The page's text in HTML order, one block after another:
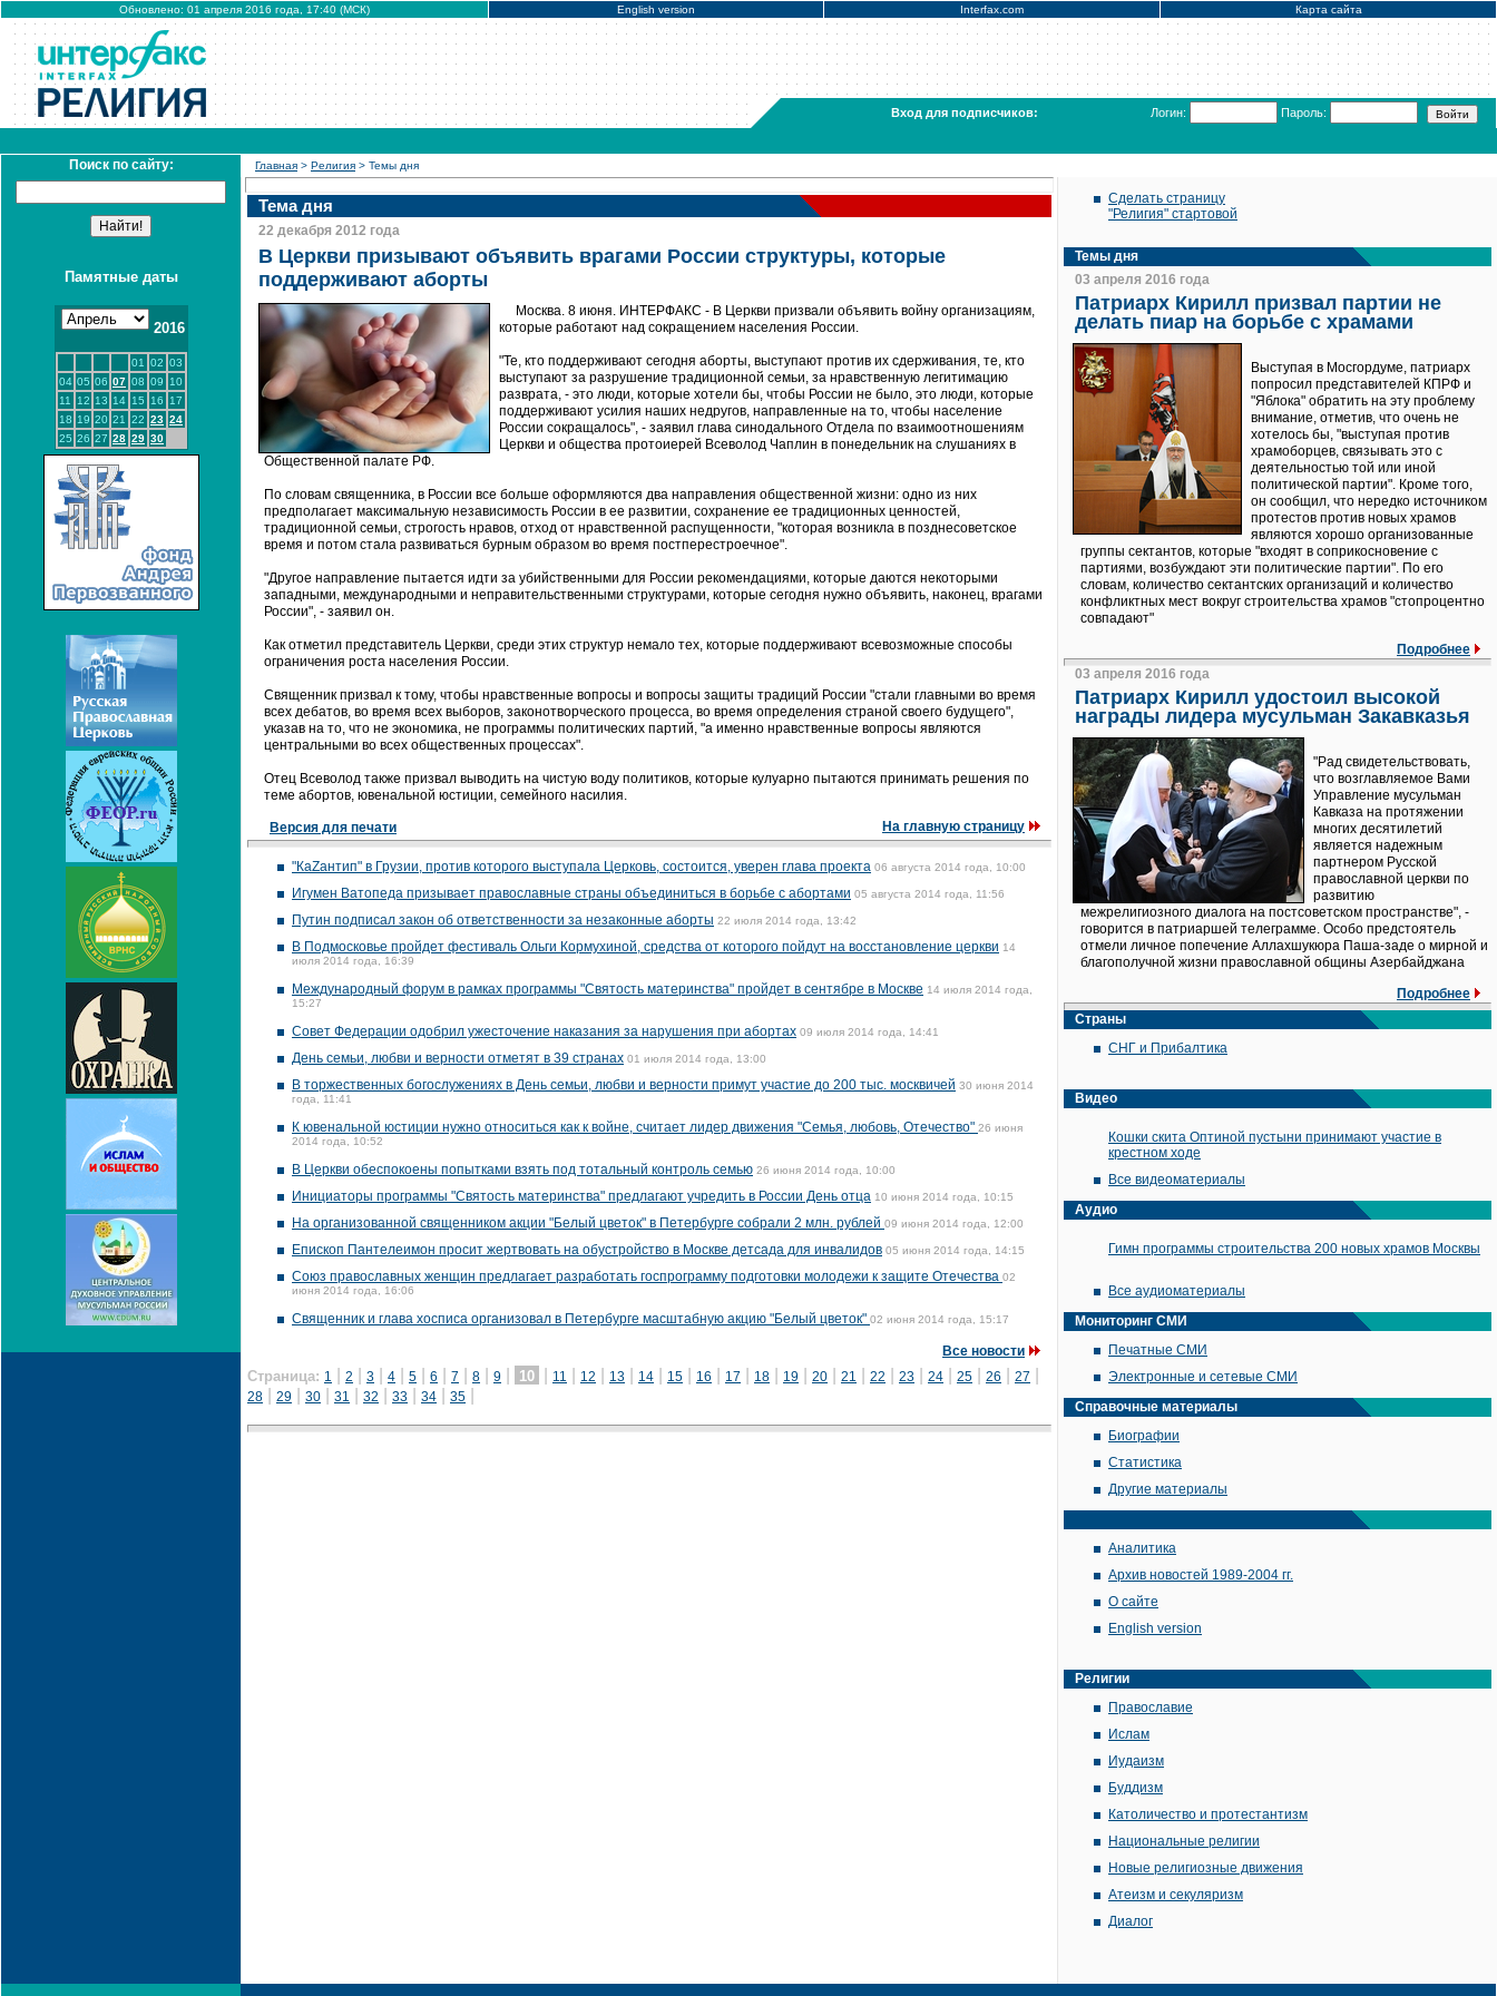
Обновлено: 01 апреля 2016 года, 17:40 (МСК) English version Interfax.com Карта сайта
Вход для подписчиков: Логин: Пароль:
Поиск по сайту:
Памятные даты
2016
01 02 03
04 05 06 07 08 09
10
11
12 13 14 15 16
17
18 19 20 21 22 23 24
25 26 27 28 29 30
Главная > Религия > Темы дня
Тема дня
22 декабря 2012 года
В Церкви призывают объявить врагами России структуры, которые
поддерживают аборты
Москва. 8 июня. ИНТЕРФАКС - В Церкви призвали объявить войну организациям,
которые работают над сокращением населения России.
"Те, кто поддерживают сегодня аборты, выступают против их сдерживания, те, кто
выступают за разрушение традиционной семьи, за нравственную легитимацию
разврата, - это люди, которые хотели бы, чтобы России не было, это люди, которые
поддерживают усилия наших недругов, направленные на то, чтобы население
России сокращалось", - заявил глава синодального Отдела по взаимоотношениям
Церкви и общества протоиерей Всеволод Чаплин в понедельник на слушаниях в
Общественной палате РФ.
По словам священника, в России все больше оформляются два направления общественной жизни: одно из них
предполагает максимальную независимость России в ее развитии, сохранение ее традиционных ценностей,
традиционной семьи, строгость нравов, отход от нравственной распущенности, "которая возникла в позднесоветское
время и потом стала развиваться бурным образом во время постперестроечное".
"Другое направление пытается идти за убийственными для России рекомендациями, которые даются некоторыми
западными, международными и неправительственными структурами, которые сегодня нужно объявить, наконец, врагами
России", - заявил он.
Как отметил представитель Церкви, среди этих структур немало тех, которые поддерживают всевозможные способы
ограничения роста населения России.
Священник призвал к тому, чтобы нравственные вопросы и вопросы защиты традиций России "стали главными во время
всех дебатов, во время всех выборов, законотворческого процесса, во время определения страной своего будущего",
указав на то, что не экономика, не программы политических партий, "а именно нравственные вопросы являются
центральными во всех общественных процессах".
Отец Всеволод также призвал выводить на чистую воду политиков, которые кулуарно пытаются принимать решения по
теме абортов, ювенальной юстиции, семейного насилия.
Версия для печати На главную страницу
"КаZантип" в Грузии, против которого выступала Церковь, состоится, уверен глава проекта 06 августа 2014 года, 10:00
Игумен Ватопеда призывает православные страны объединиться в борьбе с абортами 05 августа 2014 года, 11:56
Путин подписал закон об ответственности за незаконные аборты 22 июля 2014 года, 13:42
В Подмосковье пройдет фестиваль Ольги Кормухиной, средства от которого пойдут на восстановление церкви 14
июля 2014 года, 16:39
Международный форум в рамках программы "Святость материнства" пройдет в сентябре в Москве 14 июля 2014 года,
15:27
Совет Федерации одобрил ужесточение наказания за нарушения при абортах 09 июля 2014 года, 14:41
День семьи, любви и верности отметят в 39 странах 01 июля 2014 года, 13:00
В торжественных богослужениях в День семьи, любви и верности примут участие до 200 тыс. москвичей 30 июня 2014
года, 11:41
К ювенальной юстиции нужно относиться как к войне, считает лидер движения "Семья, любовь, Отечество" 26 июня
2014 года, 10:52
В Церкви обеспокоены попытками взять под тотальный контроль семью 26 июня 2014 года, 10:00
Инициаторы программы "Святость материнства" предлагают учредить в России День отца 10 июня 2014 года, 10:15
На организованной священником акции "Белый цветок" в Петербурге собрали 2 млн. рублей 09 июня 2014 года, 12:00
Епископ Пантелеимон просит жертвовать на обустройство в Москве детсада для инвалидов 05 июня 2014 года, 14:15
Союз православных женщин предлагает разработать госпрограмму подготовки молодежи к защите Отечества 02
июня 2014 года, 16:06
Священник и глава хосписа организовал в Петербурге масштабную акцию "Белый цветок" 02 июня 2014 года, 15:17
Все новости
Страница: 1 2 3 4 5 6 7 8 9 10 11 12 13 14 15 16 17 18 19 20 21 22 23 24 25 26 27
28 29 30 31 32 33 34 35
Сделать страницу
"Религия" стартовой
Темы дня
03 апреля 2016 года
Патриарх Кирилл призвал партии не
делать пиар на борьбе с храмами
Выступая в Мосгордуме, патриарх
попросил представителей КПРФ и
"Яблока" обратить на эту проблему
внимание, отметив, что очень не
хотелось бы, "выступая против
храмоборцев, связывать это с
деятельностью той или иной
политической партии". Кроме того,
он сообщил, что нередко источником
протестов против новых храмов
являются хорошо организованные
группы сектантов, которые "входят в соприкосновение с
партиями, возбуждают эти политические партии". По его
словам, количество сектантских организаций и количество
конфликтных мест вокруг строительства храмов "стопроцентно
совпадают"
Подробнее
03 апреля 2016 года
Патриарх Кирилл удостоил высокой
награды лидера мусульман Закавказья
"Рад свидетельствовать,
что возглавляемое Вами
Управление мусульман
Кавказа на протяжении
многих десятилетий
является надежным
партнером Русской
православной церкви по
развитию
межрелигиозного диалога на постсоветском пространстве", -
говорится в патриаршей телеграмме. Особо предстоятель
отмели личное попечение Аллахшукюра Паша-заде о мирной и
благополучной жизни православной общины Азербайджана
Подробнее
Страны
СНГ и Прибалтика
Видео
Кошки скита Оптиной пустыни принимают участие в
крестном ходе
Все видеоматериалы
Аудио
Гимн программы строительства 200 новых храмов Москвы
Все аудиоматериалы
Мониторинг СМИ
Печатные СМИ
Электронные и сетевые СМИ
Справочные материалы
Биографии
Статистика
Другие материалы
Аналитика
Архив новостей 1989-2004 гг.
О сайте
English version
Религии
Православие
Ислам
Иудаизм
Буддизм
Католичество и протестантизм
Национальные религии
Новые религиозные движения
Атеизм и секуляризм
Диалог